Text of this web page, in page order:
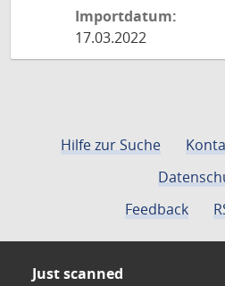
Importdatum:
17.03.2022
Hilfe zur Suche
Feedback
Just scanned